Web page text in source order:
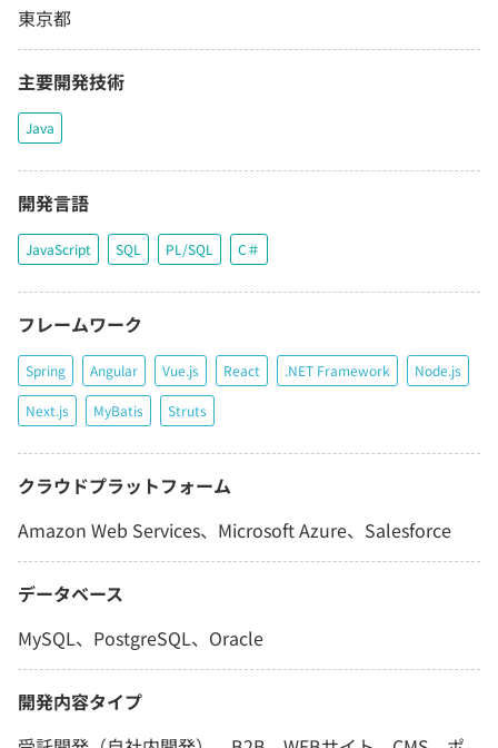
東京都
主要開発技術
Java
開発言語
JavaScript SQL PL/SQL C＃
フレームワーク
Spring Angular Vue.js React .NET Framework Node.js
Next.js MyBatis Struts
クラウドプラットフォーム
Amazon Web Services、Microsoft Azure、Salesforce
データベース
MySQL、PostgreSQL、Oracle
開発内容タイプ